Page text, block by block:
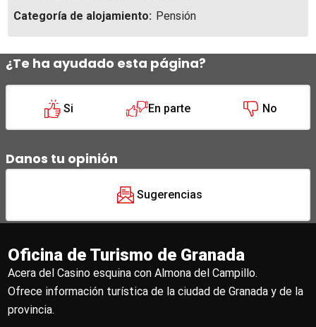
Categoría de alojamiento: Pensión
¿Te ha ayudado esta página?
Si En parte No
Danos tu opinión
Sugerencias
Oficina de Turismo de Granada
Acera del Casino esquina con Almona del Campillo.
Ofrece información turística de la ciudad de Granada y de la
provincia.